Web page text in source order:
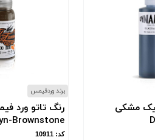
مشکی
برند وردفیمس
رنگ تاتو ورد
Brownstone
کد: 10911